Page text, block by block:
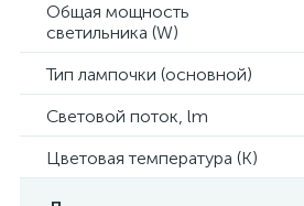
Общая мощность
светильника (W)
Тип лампочки (основной)
Световой поток, lm
Цветовая температура (К)